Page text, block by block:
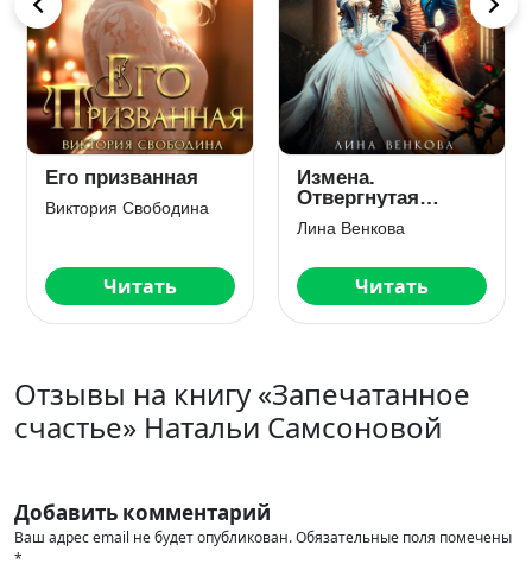
Его призванная
Виктория Свободина
Читать
Измена.
Отвергнутая
истинная
Лина Венкова
Читать
Отзывы на книгу «Запечатанное
счастье» Натальи Самсоновой
Добавить комментарий
Ваш адрес email не будет опубликован.Обязательные поля помечены
*